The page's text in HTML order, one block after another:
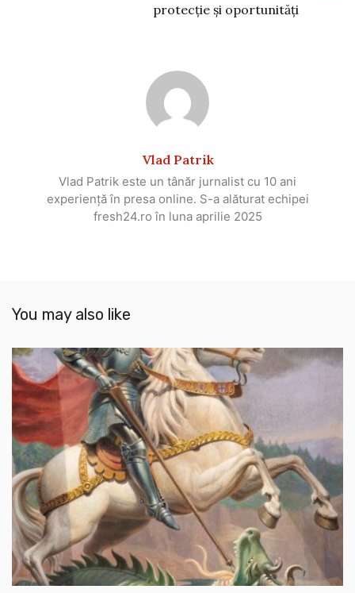
protecție și oportunități
Vlad Patrik
Vlad Patrik este un tânăr jurnalist cu 10 ani
experiență în presa online. S-a alăturat echipei
fresh24.ro în luna aprilie 2025
You may also like